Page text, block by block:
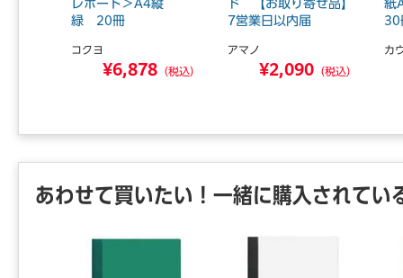
レポート＞A4縦
緑 20冊
コクヨ
¥6,878 （税込）
ド 【お取り寄せ品】
7営業日以内届
アマノ
¥2,090 （税込）
紙
30
カ
あわせて買いたい！一緒に購入されてい